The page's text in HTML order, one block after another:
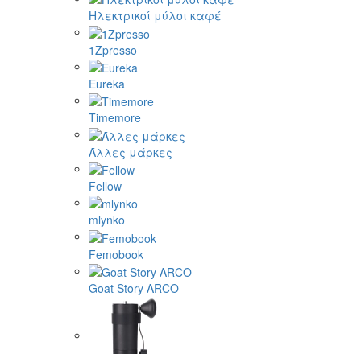
Ηλεκτρικοί μύλοι καφέ
1Zpresso
Eureka
Timemore
Άλλες μάρκες
Fellow
mlynko
Femobook
Goat Story ARCO